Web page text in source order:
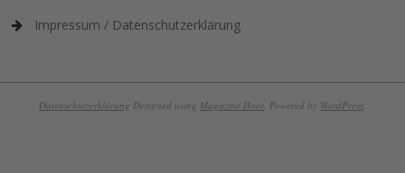
Impressum / Datenschutzerklärung
Datenschutzerklärung Designed using Magazine Hoot. Powered by WordPress.